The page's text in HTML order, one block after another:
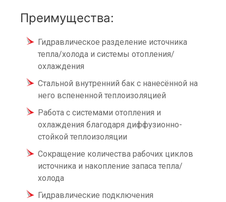
Преимущества:
Гидравлическое разделение источника
тепла/холода и системы отопления/
охлаждения
Стальной внутренний бак с нанесённой на
него вспененной теплоизоляцией
Работа с системами отопления и
охлаждения благодаря диффузионно-
стойкой теплоизоляции
Сокращение количества рабочих циклов
источника и накопление запаса тепла/
холода
Гидравлические подключения